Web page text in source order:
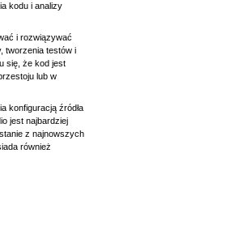
kodu i analizy
i rozwiązywać
tworzenia testów i
się, że kod jest
lub w
konfiguracją źródła
jest najbardziej
z najnowszych
również